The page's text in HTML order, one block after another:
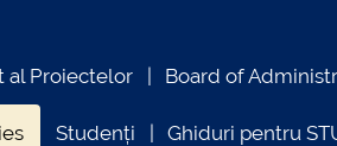
al Proiectelor Board of
Studenți Ghiduri pentru